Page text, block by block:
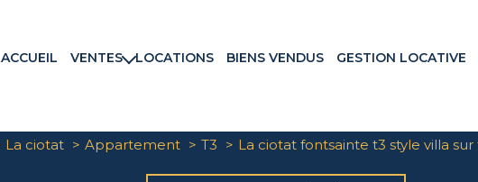
ACCUEIL VENTES
Terrains
LOCATIONS BIENS VENDUS GESTION LOCATIVE
La ciotat Appartement T3 La ciotat fontsainte t3 style villa